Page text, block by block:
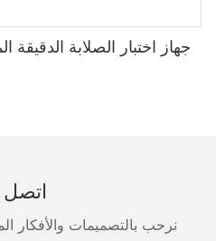
جهاز اختبار الصلابة
اتصل
نرحب بالتصميمات والأفكار